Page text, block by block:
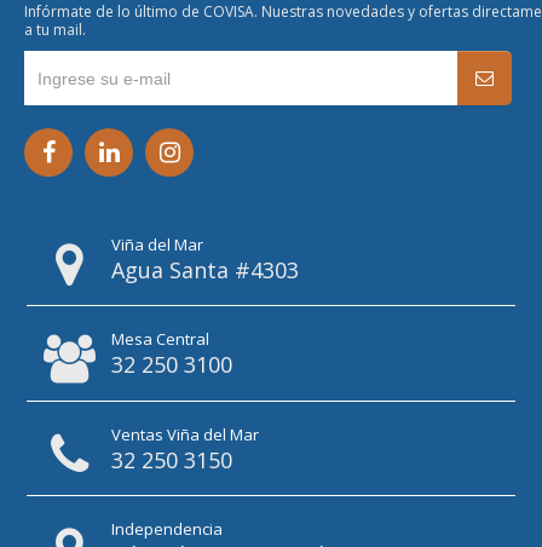
Infórmate de lo último de COVISA. Nuestras novedades y ofertas
a tu mail.
Viña del Mar
Agua Santa #4303
Mesa Central
32 250 3100
Ventas Viña del Mar
32 250 3150
Independencia